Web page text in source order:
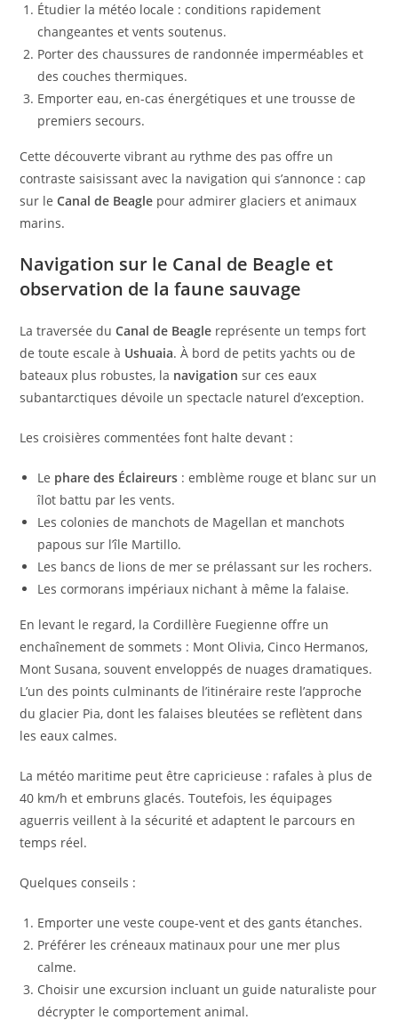
Étudier la météo locale : conditions rapidement
changeantes et vents soutenus.
Porter des chaussures de randonnée imperméables et
des couches thermiques.
Emporter eau, en-cas énergétiques et une trousse de
premiers secours.
Cette découverte vibrant au rythme des pas offre un
contraste saisissant avec la navigation qui s’annonce : cap
sur leCanal de Beagle pour admirer glaciers et animaux
marins.
Navigation sur le Canal de Beagle et
observation de la faune sauvage
La traversée duCanal de Beagle représente un temps fort
de toute escale à Ushuaia. À bord de petits yachts ou de
bateaux plus robustes, la navigation sur ces eaux
subantarctiques dévoile un spectacle naturel d’exception.
Les croisières commentées font halte devant :
Le phare des Éclaireurs : emblème rouge et blanc sur un
îlot battu par les vents.
Les colonies de manchots de Magellan et manchots
papous sur l’île Martillo.
Les bancs de lions de mer se prélassant sur les rochers.
Les cormorans impériaux nichant à même la falaise.
En levant le regard, la Cordillère Fuegienne offre un
enchaînement de sommets : Mont Olivia, Cinco Hermanos,
Mont Susana, souvent enveloppés de nuages dramatiques.
L’un des points culminants de l’itinéraire reste l’approche
du glacier Pia, dont les falaises bleutées se reflètent dans
les eaux calmes.
La météo maritime peut être capricieuse : rafales à plus de
40 km/h et embruns glacés. Toutefois, les équipages
aguerris veillent à la sécurité et adaptent le parcours en
temps réel.
Quelques conseils :
Emporter une veste coupe-vent et des gants étanches.
Préférer les créneaux matinaux pour une mer plus
calme.
Choisir une excursion incluant un guide naturaliste pour
décrypter le comportement animal.